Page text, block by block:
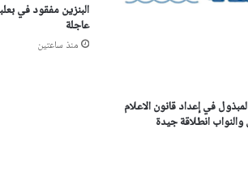
في إعداد قانون الاعلام
انطلاقة جيدة
البنزين مفقود في
عاجلة
منذ ساعتين